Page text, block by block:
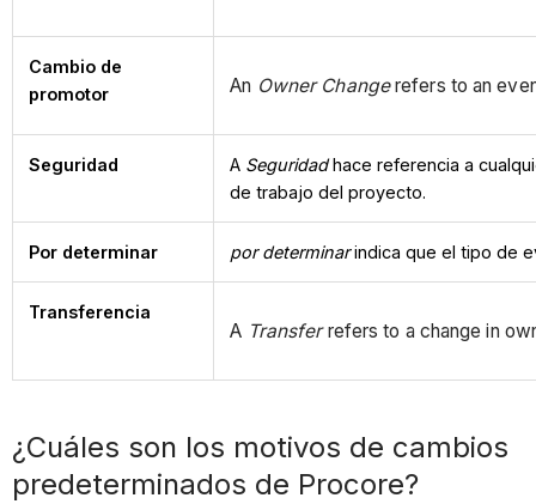
Cambio de
promotor
An Owner Changerefers to an
Seguridad A Seguridadhace referencia a
de trabajo del proyecto.
Por determinar por determinarindica que el tipo de
Transferencia
A Transferrefers to a change in
¿Cuáles son los motivos de cambios
predeterminados de Procore?